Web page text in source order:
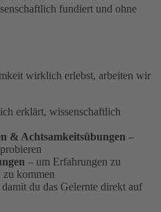
fundiert und ohne
wirklich erlebst, arbeiten wir
erklärt, wissenschaftlich
& Achtsamkeitsübungen –
– um Erfahrungen zu
zu kommen
damit du das Gelernte direkt auf